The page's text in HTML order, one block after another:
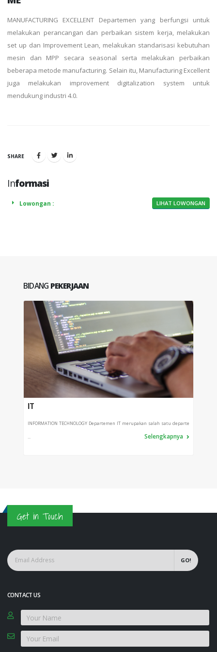
MANUFACTURING EXCELLENT Departemen yang berfungsi untuk
melakukan perancangan dan perbaikan sistem kerja, melakukan
set up dan Improvement Lean, melakukan standarisasi kebutuhan
mesin dan MPP secara seasonal serta melakukan perbaikan
beberapa metode manufacturing. Selain itu, Manufacturing Excellent
juga melakukan improvement digitalization system untuk
mendukung industri 4.0.
SHARE
Informasi
Lowongan : LIHAT LOWONGAN
BIDANG PEKERJAAN
IT
INFORMATION TECHNOLOGY Departemen IT merupakan salah satu departe
... Selengkapnya
Get in Touch
GO!
CONTACT US